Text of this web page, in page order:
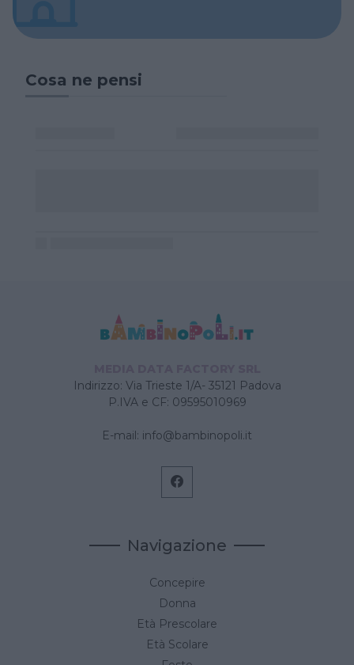
Cosa ne pensi
Indirizzo: Via Trieste 1/A- 35121 Padova
P.IVA e CF: 09595010969
E-mail: info@bambinopoli.it
Navigazione
Concepire
Donna
Età Prescolare
Età Scolare